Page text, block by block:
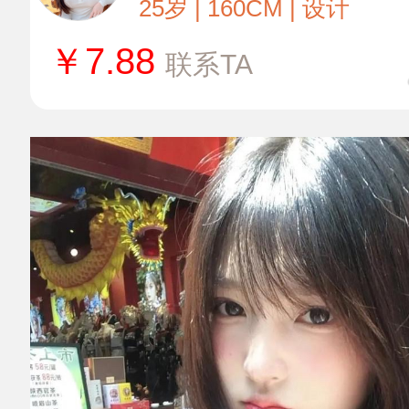
25岁 | 160CM | 设计
￥ 7.88 联系TA